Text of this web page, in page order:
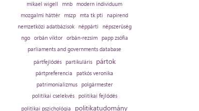
mikael wigell
mnb
modern individuum
mozgalmi háttér
mszp mta tk pti
napirend
nemzetközi adatbázisok
néppárti
népszerűség
ngo orbán viktor orbán-rezsim
papp zsófia
parliaments and governments database
pártfejlődés
partikuláris pártok
pártpreferencia
patkós veronika
patrimonializmus
polgármester
politikai cselekvés
politikai fejlődés
politikai pszichológia
politikatudomány